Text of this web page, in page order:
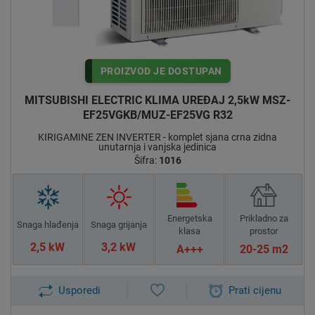
filter koji ima sposobnost izvući neugodne mirise iz vašeg
prostora i zadržati svježinu zraka
Iznimno brzo zagrijava ili rashladi prostoriju te omogućuje
te originalan motor provjereno učinkovit i pouzdan
Wi-Fi SUČELJE
Ugrađeno je sučelje koje omogućava upravljanje
klima uređajima preko smartphone-a, tableta ili
računala
SAMODIJAGNOZA
U slučaju lakšeg kvara sam prepoznaje dijagnozu kvara
POLOŽAJ KRILACA
Horizontalan položaj krilaca uz kretnje gore/dolje
PROIZVOD JE DOSTUPAN
MITSUBISHI ELECTRIC KLIMA UREĐAJ 2,5kW MSZ-
EF25VGKB/MUZ-EF25VG R32
KIRIGAMINE ZEN INVERTER - komplet sjana crna zidna
unutarnja i vanjska jedinica
Šifra: 1016
Snaga hlađenja
2,5 kW
Snaga grijanja
3,2 kW
Energetska
klasa
A+++
Prikladno za
prostor
20-25 m2
Usporedi Prati cijenu